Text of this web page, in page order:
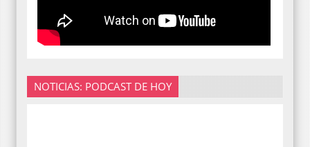
NOTICIAS: PODCAST DE HOY